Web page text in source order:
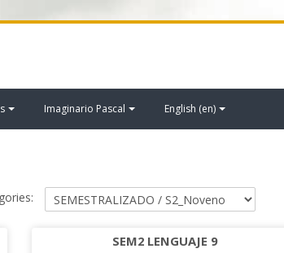
Imaginario Pascal English ‎(en)‎
SEM2 LENGUAJE 9